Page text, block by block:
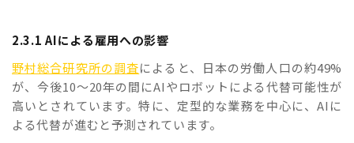
2.3.1 AIによる雇用への影響
野村総合研究所の調査によると、日本の労働人口の約49%
が、今後10〜20年の間にAIやロボットによる代替可能性が
高いとされています。特に、定型的な業務を中心に、AIに
よる代替が進むと予測されています。